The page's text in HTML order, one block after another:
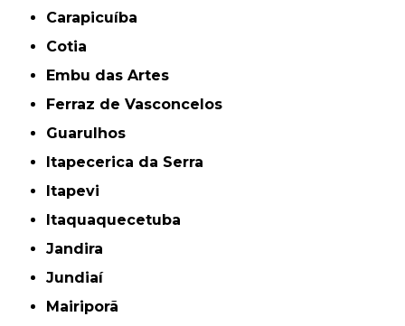
Carapicuíba
Cotia
Embu das Artes
Ferraz de Vasconcelos
Guarulhos
Itapecerica da Serra
Itapevi
Itaquaquecetuba
Jandira
Jundiaí
Mairiporã